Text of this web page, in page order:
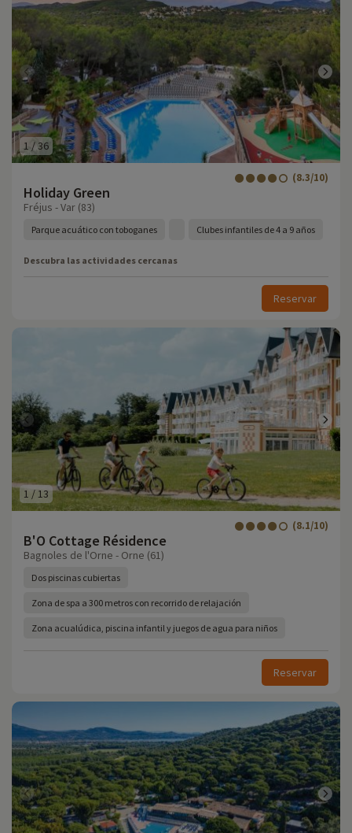
1 /36
Holiday Green
(8.3/10)
Fréjus - Var (83)
Parque acuático con toboganes Clubes infantiles de 4 a 9 años
Descubra las actividades cercanas
Reservar
1/13
B'O Cottage Résidence
(8.1/10)
Bagnoles de l'Orne - Orne (61)
Dos piscinas cubiertas
Zona de spa a 300 metros con recorrido de relajación
Zona acualúdica, piscina infantil y juegos de agua para niños
Reservar